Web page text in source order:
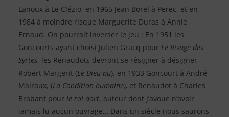
Lanoux à Le Clézio, en 1965 Jean Borel à Perec, et en
1984 à moindre risque Marguerite Duras à Annie
Ernaud. On pourrait inverser le jeu : En 1951 les
Goncourts ayant choisi Julien Gracq pour Le Rivage des
Syrtes, les Renaudots devront se résigner à désigner
Robert Margerit (Le Dieu nu), en 1933 Goncourt à André
Malraux, (La Condition humaine), et Renaudot à Charles
Brabant pour le roi dort, auteur dont j’avoue n’avoir
jamais lu aucun ouvrage… Dans un siècle nous saurons